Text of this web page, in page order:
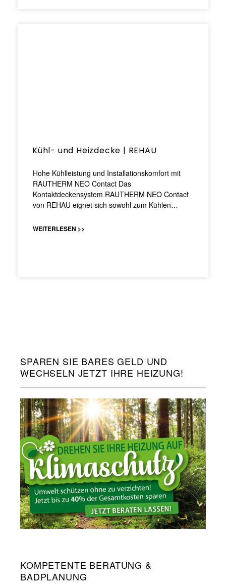
Kühl- und Heizdecke | REHAU
Hohe Kühlleistung und Installationskomfort mit
RAUTHERM NEO Contact Das
Kontaktdeckensystem RAUTHERM NEO Contact
von REHAU eignet sich sowohl zum Kühlen…
WEITERLESEN >>
SPAREN SIE BARES GELD UND
WECHSELN JETZT IHRE HEIZUNG!
KOMPETENTE BERATUNG &
BADPLANUNG